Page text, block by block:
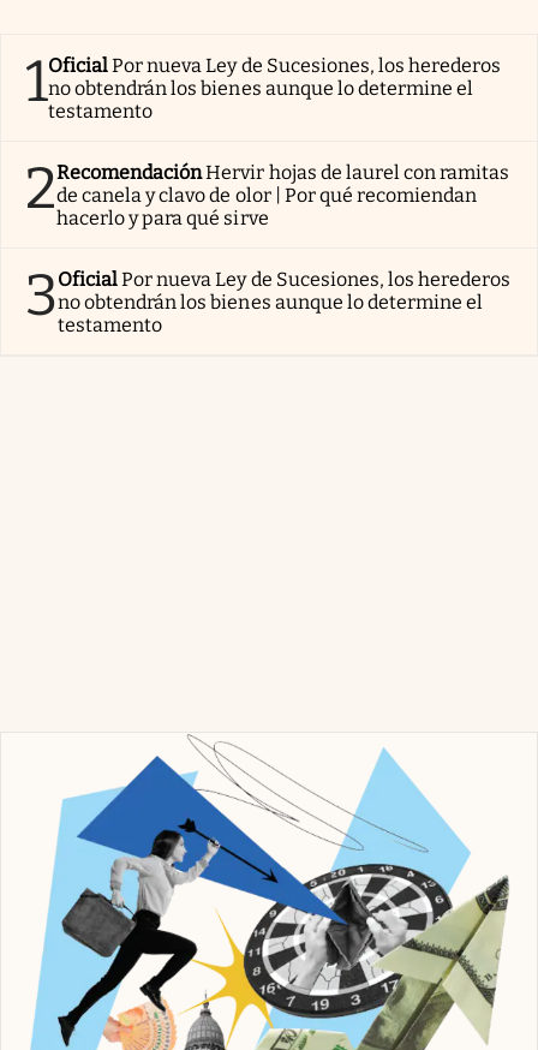
1OficialPor nueva Ley de Sucesiones, los herederos
no obtendrán los bienes aunque lo determine el
testamento
2RecomendaciónHervir hojas de laurel con ramitas
de canela y clavo de olor | Por qué recomiendan
hacerlo y para qué sirve
3OficialPor nueva Ley de Sucesiones, los herederos
no obtendrán los bienes aunque lo determine el
testamento